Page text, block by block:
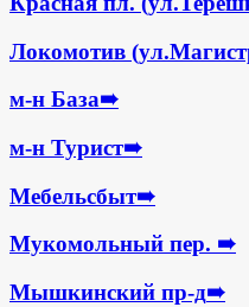
Локомотив
м-н База➠
м-н Турист➠
Мебельсбыт➠
Мукомольный пер. ➠
Мышкинский пр-д➠